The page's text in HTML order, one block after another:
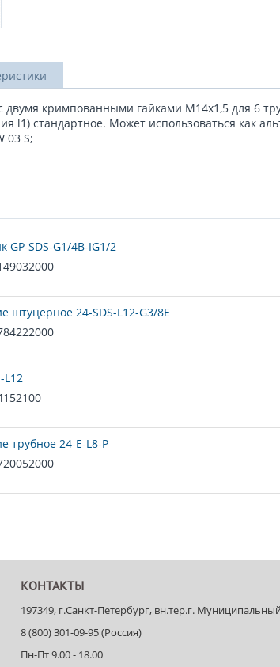
кримпованными гайками M14x1,5 для 6
l1) стандартное. Может использоваться как
03 S;
GP-SDS-G1/4B-IG1/2
штуцерное 24-SDS-L12-G3/8E
L12
трубное 24-E-L8-P
КОНТАКТЫ
197349, г.Санкт-Петербург, вн.тер.г.
8 (800) 301-09-95 (Россия)
Пн-Пт 9.00 - 18.00